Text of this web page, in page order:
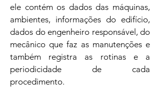
ele contém os dados das máquinas,
ambientes, informações do edifício,
dados do engenheiro responsável, do
mecânico que faz as manutenções e
também registra as rotinas e a
periodicidade de cada
procedimento.